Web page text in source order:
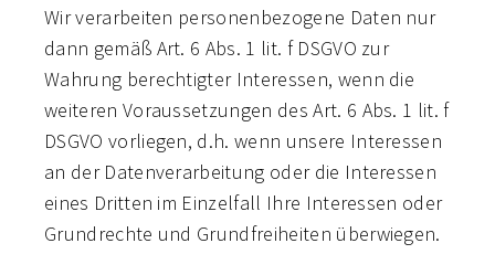
Wir verarbeiten personenbezogene Daten nur
dann gemäß Art. 6 Abs. 1 lit. f DSGVO zur
Wahrung berechtigter Interessen, wenn die
weiteren Voraussetzungen des Art. 6 Abs. 1 lit. f
DSGVO vorliegen, d.h. wenn unsere Interessen
an der Datenverarbeitung oder die Interessen
eines Dritten im Einzelfall Ihre Interessen oder
Grundrechte und Grundfreiheiten überwiegen.